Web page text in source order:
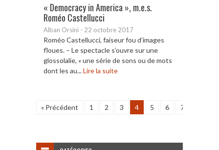
« Democracy in America », m.e.s.
Roméo Castellucci
Alban Orsini - 22 octobre 2017
Roméo Castellucci, faiseur fou d’images
floues. – Le spectacle s’ouvre sur une
glossolalie, « une série de sons ou de mots
dont les au...Lire la suite
« Précédent 1 2 3 4 5 6 7